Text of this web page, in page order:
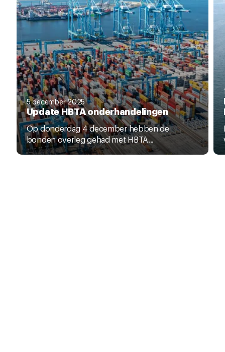
5 december 2025
Update HBTA onderhandelingen
Op donderdag 4 december hebben de
bonden overleg gehad met HBTA...